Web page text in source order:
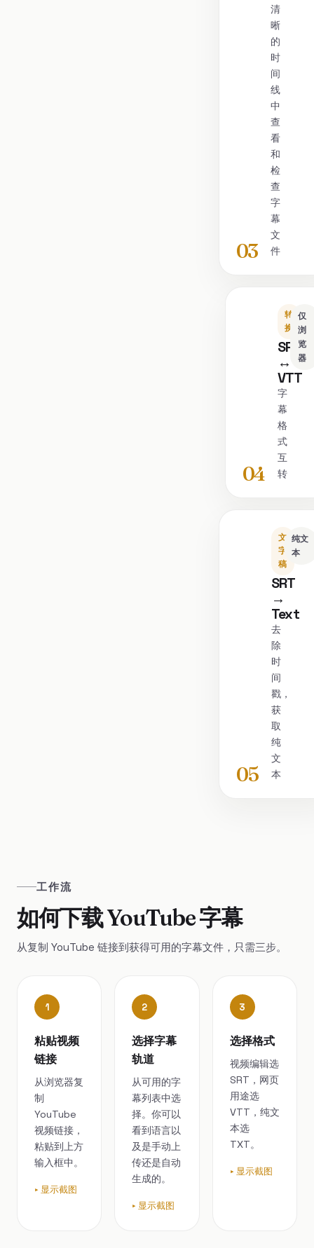
03
清
晰
的
时
间
线
中
查
看
和
检
查
字
幕
文
件
04
转
换
SRT
↔
VTT
字
幕
格
式
互
转
仅
浏
览
器
05
文
字
稿
SRT
→
Text
去
除
时
间
戳，
获
取
纯
文
本
纯文
本
工作流
如何下载 YouTube 字幕
从复制 YouTube 链接到获得可用的字幕文件，只需三步。
1
粘贴视频
链接
从浏览器复
制
YouTube
视频链接，
粘贴到上方
输入框中。
显示截图
2
选择字幕
轨道
从可用的字
幕列表中选
择。你可以
看到语言以
及是手动上
传还是自动
生成的。
显示截图
3
选择格式
视频编辑选
SRT，网页
用途选
VTT，纯文
本选
TXT。
显示截图